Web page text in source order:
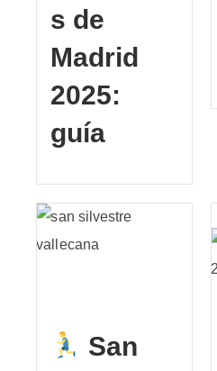
s de
Madrid
2025:
guía
San